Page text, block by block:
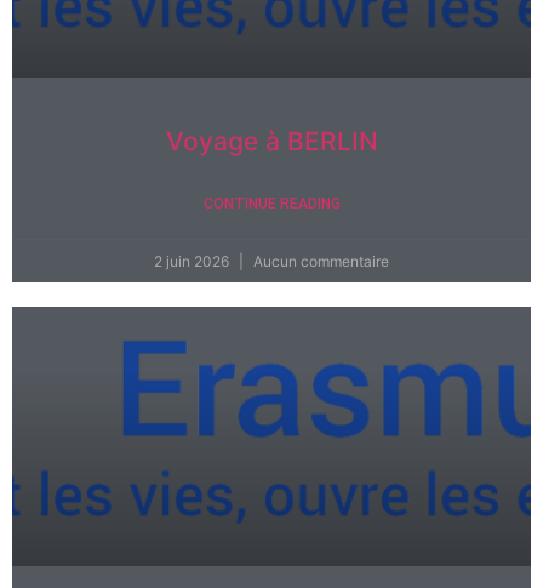
Voyage à BERLIN
CONTINUE READING
2 juin 2026 Aucun commentaire